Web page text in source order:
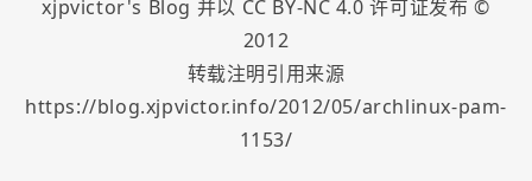
xjpvictor's Blog 并以 CC BY-NC 4.0 许可证发布 ©
2012
转载注明引用来源
https://blog.xjpvictor.info/2012/05/archlinux-pam-
1153/